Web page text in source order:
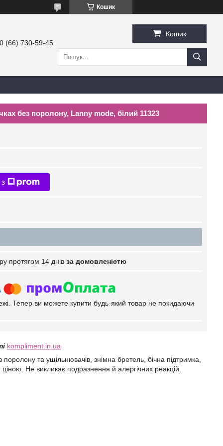
Кошик
(66) 730-59-45
Кошик
без поролону, Lanny mode, білий 11323
протягом 14 днів за домовленістю
Тепер ви можете купити будь-який товар не покидаючи
kompliment.in.ua
та ущільнювачів, знімна бретель, бічна підтримка,
Не викликає подразнення й алергічних реакцій.